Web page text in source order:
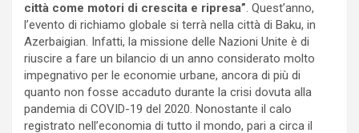
città come motori di crescita e ripresa”. Quest’anno,
l’evento di richiamo globale si terrà nella città di Baku, in
Azerbaigian. Infatti, la missione delle Nazioni Unite è di
riuscire a fare un bilancio di un anno considerato molto
impegnativo per le economie urbane, ancora di più di
quanto non fosse accaduto durante la crisi dovuta alla
pandemia di COVID-19 del 2020. Nonostante il calo
registrato nell’economia di tutto il mondo, pari a circa il